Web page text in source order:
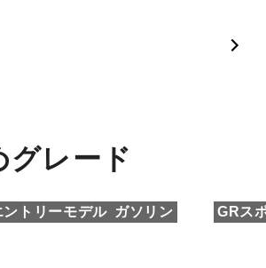
グレード
ントリーモデル ガソリン GRス